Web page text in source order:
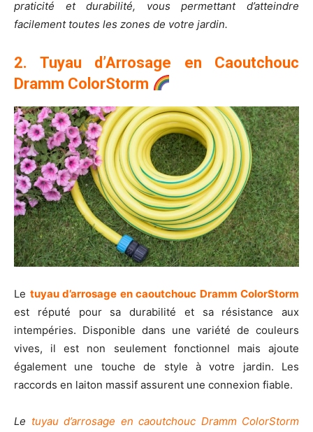
praticité et durabilité, vous permettant d’atteindre
facilement toutes les zones de votre jardin.
2. Tuyau d’Arrosage en Caoutchouc
Dramm ColorStorm
Le tuyau d’arrosage en caoutchouc Dramm ColorStorm
est réputé pour sa durabilité et sa résistance aux
intempéries. Disponible dans une variété de couleurs
vives, il est non seulement fonctionnel mais ajoute
également une touche de style à votre jardin. Les
raccords en laiton massif assurent une connexion fiable.
Le tuyau d’arrosage en caoutchouc Dramm ColorStorm